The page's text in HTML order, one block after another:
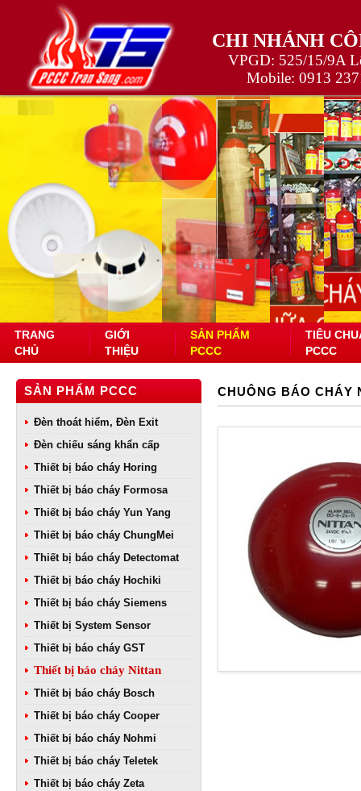
CHI NHÁNH
VPGD: 525/15/9A
Mobile: 0913
TRANG
CHỦ
GIỚI
THIỆU
SẢN PHẨM
PCCC
TIÊU
PCCC
SẢN PHẨM PCCC
Đèn thoát hiểm, Đèn Exit
Đèn chiếu sáng khẩn cấp
Thiết bị báo cháy Horing
Thiết bị báo cháy Formosa
Thiết bị báo cháy Yun Yang
Thiết bị báo cháy ChungMei
Thiết bị báo cháy Detectomat
Thiết bị báo cháy Hochiki
Thiết bị báo cháy Siemens
Thiết bị System Sensor
Thiết bị báo cháy GST
Thiết bị báo cháy Nittan
Thiết bị báo cháy Bosch
Thiết bị báo cháy Cooper
Thiết bị báo cháy Nohmi
Thiết bị báo cháy Teletek
Thiết bị báo cháy Zeta
CHUÔNG BÁO CHÁY